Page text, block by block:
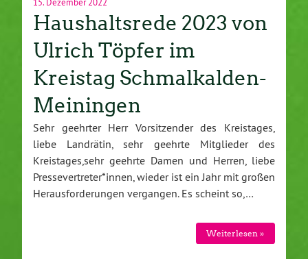
Haushaltsrede 2023 von
Ulrich Töpfer im
Kreistag Schmalkalden-
Meiningen
Sehr geehrter Herr Vorsitzender des Kreistages,
liebe Landrätin, sehr geehrte Mitglieder des
Kreistages,sehr geehrte Damen und Herren, liebe
Pressevertreter*innen, wieder ist ein Jahr mit großen
Herausforderungen vergangen. Es scheint so,…
Weiterlesen »